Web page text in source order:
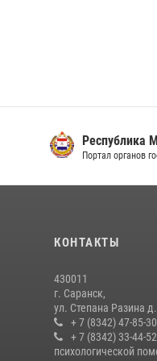
Республика
Портал органов
КОНТАКТЫ
430011
г. Саранск,
ул. Степана Разина
+ 7 (8342) 47-85-30
+ 7 (8342) 33-44-
психологической